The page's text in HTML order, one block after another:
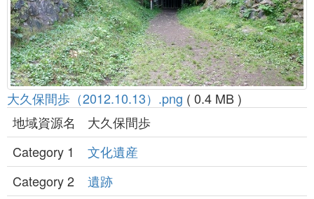
大久保間歩（2012.10.13）.png ( 0.4 MB )
地域資源名
大久保間歩
Category 1
文化遺産
Category 2
遺跡